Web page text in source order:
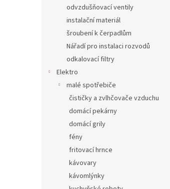
odvzdušňovací ventily
instalační materiál
šroubení k čerpadlům
Nářadí pro instalaci rozvodů
odkalovací filtry
Elektro
malé spotřebiče
čističky a zvlhčovače vzduchu
domácí pekárny
domácí grily
fény
fritovací hrnce
kávovary
kávomlýnky